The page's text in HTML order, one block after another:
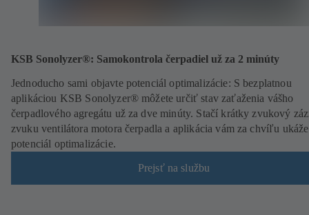
KSB Sonolyzer®: Samokontrola čerpadiel už za 2 minúty
Jednoducho sami objavte potenciál optimalizácie: S bezplatnou
aplikáciou KSB Sonolyzer® môžete určiť stav zaťaženia vášho
čerpadlového agregátu už za dve minúty. Stačí krátky zvukový
zvuku ventilátora motora čerpadla a aplikácia vám za chvíľu
potenciál optimalizácie.
Prejsť na službu